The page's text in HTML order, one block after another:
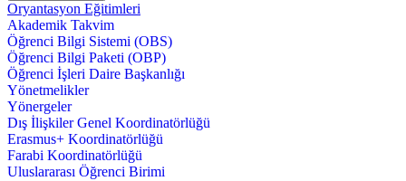
Oryantasyon Eğitimleri
Akademik Takvim
Öğrenci Bilgi Sistemi (OBS)
Öğrenci Bilgi Paketi (OBP)
Öğrenci İşleri Daire Başkanlığı
Yönetmelikler
Yönergeler
Dış İlişkiler Genel Koordinatörlüğü
Erasmus+ Koordinatörlüğü
Farabi Koordinatörlüğü
Uluslararası Öğrenci Birimi